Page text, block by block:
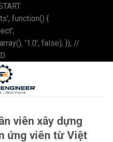
function() {
'1.0', false); }); //
to
content
viên xây dựng
ứng viên từ Việt